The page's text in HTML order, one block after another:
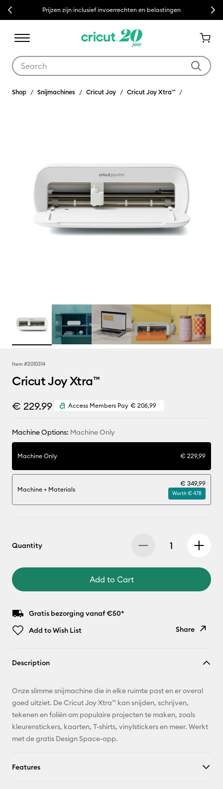
Previous Gratis bezorging vanaf €50 Next
Shop Snijmachines Cricut Joy Cricut Joy Xtra™
Item #2010314
Cricut Joy Xtra™
€ 229.99 Access Members Pay € 206,99
Machine Options: Machine Only
Machine Only € 229,99
Machine + Materials
€ 349,99
Worth € 478
Quantity
Add to Cart
Gratis bezorging vanaf €50*
Add to Wish List
Share
Pinterest
Facebook
Description
Onze slimme snijmachine die in elke ruimte past en er overal
goed uitziet. De Cricut Joy Xtra™ kan snijden, schrijven,
tekenen en foliën om populaire projecten te maken, zoals
kleurenstickers, kaarten, T-shirts, vinylstickers en meer. Werkt
met de gratis Design Space-app.
Features